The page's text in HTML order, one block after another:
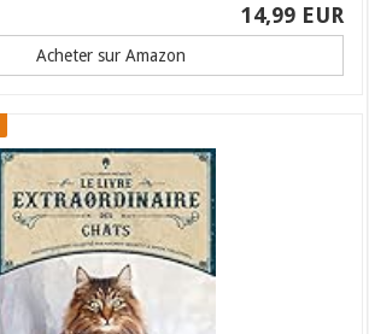
14,99 EUR
Acheter sur Amazon